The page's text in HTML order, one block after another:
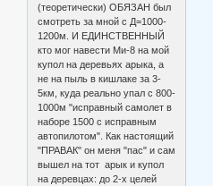
(теоретически) ОБЯЗАН был
смотреть за мной с Д=1000-
1200м. И ЕДИНСТВЕННЫЙ
кто мог навести Ми-8 на мой
купол на деревьях арыка, а
не на пыль в кишлаке за 3-
5км, куда реально упал с 800-
1000м "исправный самолет в
наборе 1500 с исправным
автопилотом". Как настоящий
"ПРАВАК" он меня "пас" и сам
вышел на тот арык и купол
на деревцах: до 2-х целей